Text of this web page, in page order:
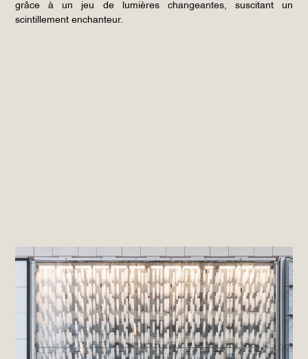
grâce à un jeu de lumières changeantes, suscitant un
scintillement enchanteur.